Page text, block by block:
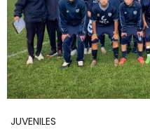
JUVENILES